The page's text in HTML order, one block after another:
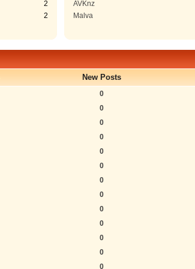
2
2
AVKnz
Malva
New Posts
0
0
0
0
0
0
0
0
0
0
0
0
0